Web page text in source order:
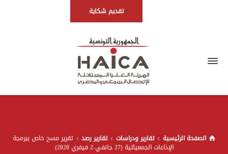
تقديم شكاية
الصفحة الرئيسية تقارير ودراسات تقارير رصد
تقرير مسح خاص ببرمجة
الإذاعات الجمعياتية (27 جانفي-2 فيفري 2020)